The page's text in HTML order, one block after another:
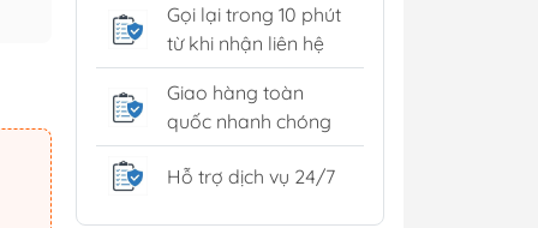
Gọi lại trong 10 phút
từ khi nhận liên hệ
Giao hàng toàn
quốc nhanh chóng
Hỗ trợ dịch vụ 24/7